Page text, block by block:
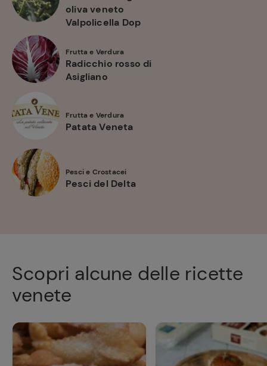
oliva veneto
Valpolicella Dop
Frutta e Verdura
Radicchio rosso di
Asigliano
Frutta e Verdura
Patata Veneta
Pesci e Crostacei
Pesci del Delta
Scopri alcune delle ricette
venete
Ricette
preferite